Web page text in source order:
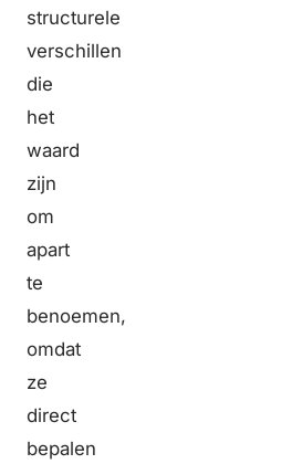
structurele
verschillen
die
het
waard
zijn
om
apart
te
benoemen,
omdat
ze
direct
bepalen